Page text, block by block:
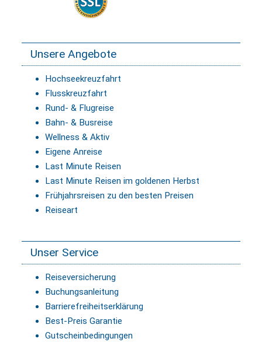
Unsere Angebote
Hochseekreuzfahrt
Flusskreuzfahrt
Rund- & Flugreise
Bahn- & Busreise
Wellness & Aktiv
Eigene Anreise
Last Minute Reisen
Last Minute Reisen im goldenen Herbst
Frühjahrsreisen zu den besten Preisen
Reiseart
Unser Service
Reiseversicherung
Buchungsanleitung
Barrierefreiheitserklärung
Best-Preis Garantie
Gutscheinbedingungen